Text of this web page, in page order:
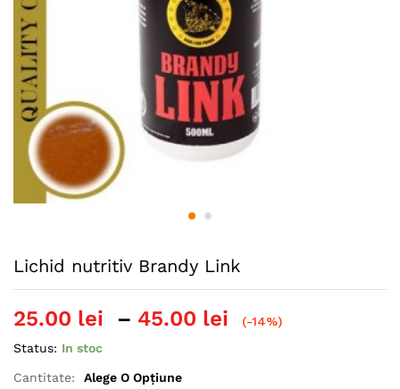
Lichid nutritiv Brandy Link
25.00 lei – 45.00 lei
Interval
(-14%)
Status: In stoc
Cantitate: Alege O Opțiune